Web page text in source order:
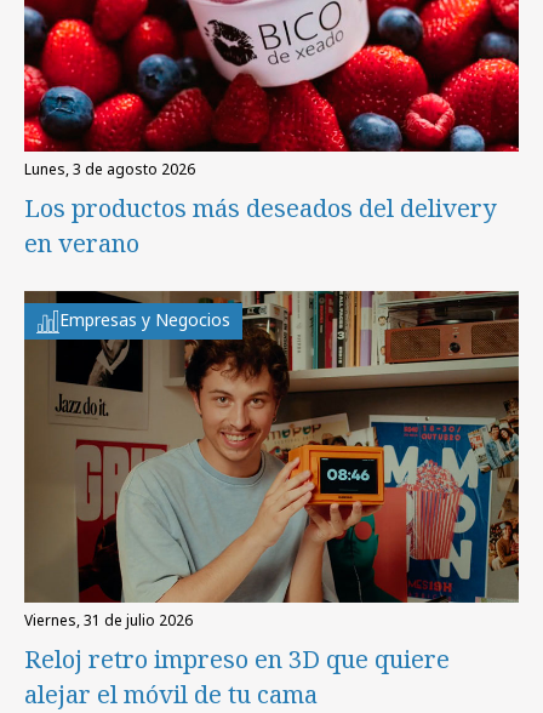
lunes, 3 de agosto 2026
Los productos más deseados del delivery
en verano
Empresas y Negocios
viernes, 31 de julio 2026
Reloj retro impreso en 3D que quiere
alejar el móvil de tu cama